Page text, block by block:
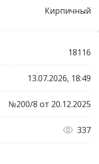
Кирпичный
18116
13.07.2026, 18:49
№200/8 от 20.12.2025
337